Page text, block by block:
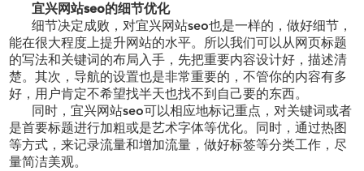
宜兴网站seo的细节优化
细节决定成败，对宜兴网站seo也是一样的，做好细节，
能在很大程度上提升网站的水平。所以我们可以从网页标题
的写法和关键词的布局入手，先把重要内容设计好，描述清
楚。其次，导航的设置也是非常重要的，不管你的内容有多
好，用户肯定不希望找半天也找不到自己要的东西。
同时，宜兴网站seo可以相应地标记重点，对关键词或者
是首要标题进行加粗或是艺术字体等优化。同时，通过热图
等方式，来记录流量和增加流量，做好标签等分类工作，尽
量简洁美观。